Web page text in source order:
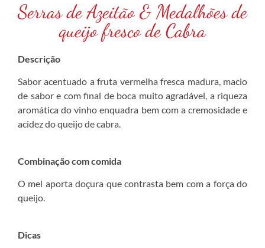
Serras de Azeitão & Medalhões de
queijo fresco de Cabra
Descrição
Sabor acentuado a fruta vermelha fresca madura, macio
de sabor e com final de boca muito agradável, a riqueza
aromática do vinho enquadra bem com a cremosidade e
acidez do queijo de cabra.
Combinação com comida
O mel aporta doçura que contrasta bem com a força do
queijo.
Dicas